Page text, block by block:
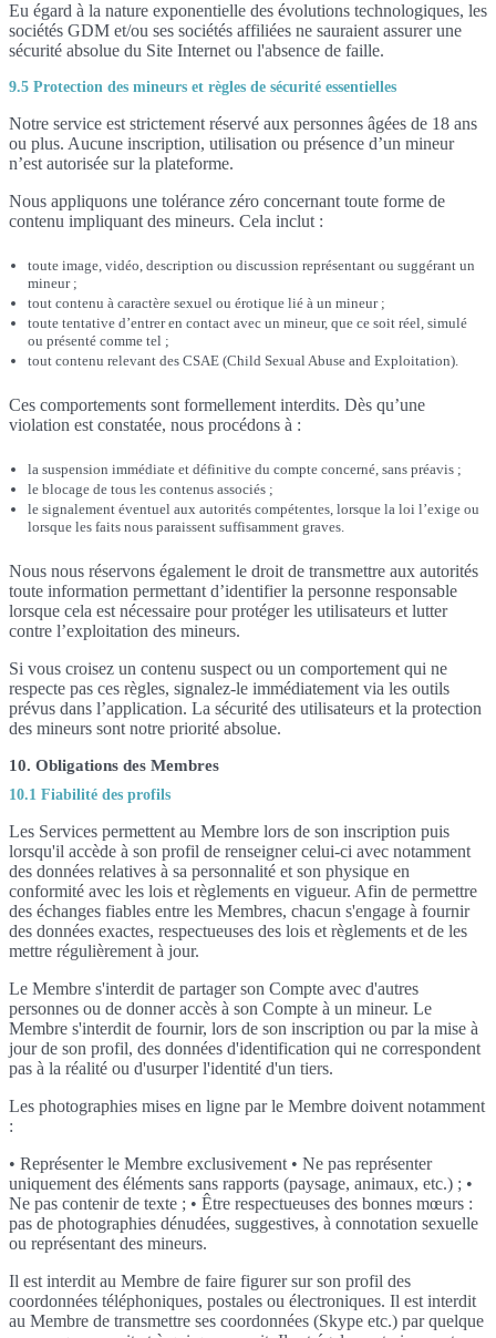
Eu égard à la nature exponentielle des évolutions technologiques, les
sociétés GDM et/ou ses sociétés affiliées ne sauraient assurer une
sécurité absolue du Site Internet ou l'absence de faille.
9.5 Protection des mineurs et règles de sécurité essentielles
Notre service est strictement réservé aux personnes âgées de 18 ans
ou plus. Aucune inscription, utilisation ou présence d’un mineur
n’est autorisée sur la plateforme.
Nous appliquons une tolérance zéro concernant toute forme de
contenu impliquant des mineurs. Cela inclut :
toute image, vidéo, description ou discussion représentant ou suggérant un
mineur ;
tout contenu à caractère sexuel ou érotique lié à un mineur ;
toute tentative d’entrer en contact avec un mineur, que ce soit réel, simulé
ou présenté comme tel ;
tout contenu relevant des CSAE (Child Sexual Abuse and Exploitation).
Ces comportements sont formellement interdits. Dès qu’une
violation est constatée, nous procédons à :
la suspension immédiate et définitive du compte concerné, sans préavis ;
le blocage de tous les contenus associés ;
le signalement éventuel aux autorités compétentes, lorsque la loi l’exige ou
lorsque les faits nous paraissent suffisamment graves.
Nous nous réservons également le droit de transmettre aux autorités
toute information permettant d’identifier la personne responsable
lorsque cela est nécessaire pour protéger les utilisateurs et lutter
contre l’exploitation des mineurs.
Si vous croisez un contenu suspect ou un comportement qui ne
respecte pas ces règles, signalez-le immédiatement via les outils
prévus dans l’application. La sécurité des utilisateurs et la protection
des mineurs sont notre priorité absolue.
10. Obligations des Membres
10.1 Fiabilité des profils
Les Services permettent au Membre lors de son inscription puis
lorsqu'il accède à son profil de renseigner celui-ci avec notamment
des données relatives à sa personnalité et son physique en
conformité avec les lois et règlements en vigueur. Afin de permettre
des échanges fiables entre les Membres, chacun s'engage à fournir
des données exactes, respectueuses des lois et règlements et de les
mettre régulièrement à jour.
Le Membre s'interdit de partager son Compte avec d'autres
personnes ou de donner accès à son Compte à un mineur. Le
Membre s'interdit de fournir, lors de son inscription ou par la mise à
jour de son profil, des données d'identification qui ne correspondent
pas à la réalité ou d'usurper l'identité d'un tiers.
Les photographies mises en ligne par le Membre doivent notamment
:
• Représenter le Membre exclusivement • Ne pas représenter
uniquement des éléments sans rapports (paysage, animaux, etc.) ; •
Ne pas contenir de texte ; • Être respectueuses des bonnes mœurs :
pas de photographies dénudées, suggestives, à connotation sexuelle
ou représentant des mineurs.
Il est interdit au Membre de faire figurer sur son profil des
coordonnées téléphoniques, postales ou électroniques. Il est interdit
au Membre de transmettre ses coordonnées (Skype etc.) par quelque